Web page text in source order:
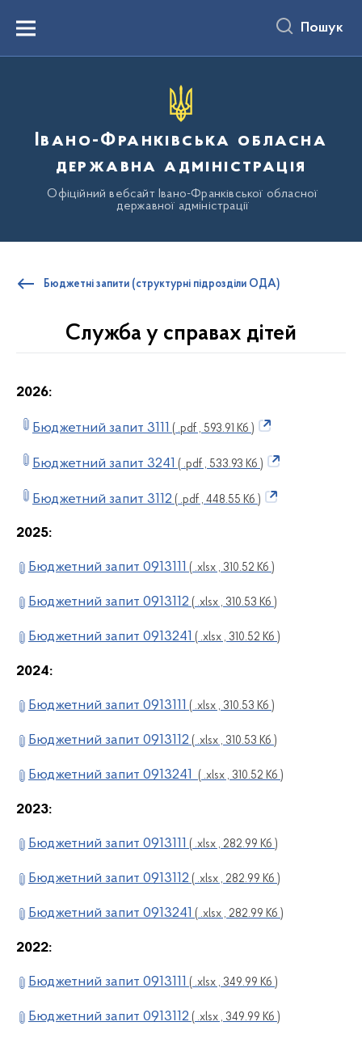
вмістуMenu Пошук
Івано-Франківська обласна
державна адміністрація
Офіційний вебсайт Івано-Франківської обласної
державної адміністрації
Бюджетні запити (структурні підрозділи ОДА)
Служба у справах дітей
2026:
Бюджетний запит 3111 ( .pdf , 593.91 Кб )
Бюджетний запит 3241 ( .pdf , 533.93 Кб )
Бюджетний запит 3112 ( .pdf , 448.55 Кб )
2025:
Бюджетний запит 0913111 ( .xlsx , 310.52 Кб )
Бюджетний запит 0913112 ( .xlsx , 310.53 Кб )
Бюджетний запит 0913241 ( .xlsx , 310.52 Кб )
2024:
Бюджетний запит 0913111 ( .xlsx , 310.53 Кб )
Бюджетний запит 0913112 ( .xlsx , 310.53 Кб )
Бюджетний запит 0913241 ( .xlsx , 310.52 Кб )
2023:
Бюджетний запит 0913111 ( .xlsx , 282.99 Кб )
Бюджетний запит 0913112 ( .xlsx , 282.99 Кб )
Бюджетний запит 0913241 ( .xlsx , 282.99 Кб )
2022:
Бюджетний запит 0913111 ( .xlsx , 349.99 Кб )
Бюджетний запит 0913112 ( .xlsx , 349.99 Кб )